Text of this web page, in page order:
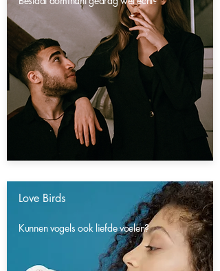
Love Birds
Kunnen vogels ook liefde voelen?